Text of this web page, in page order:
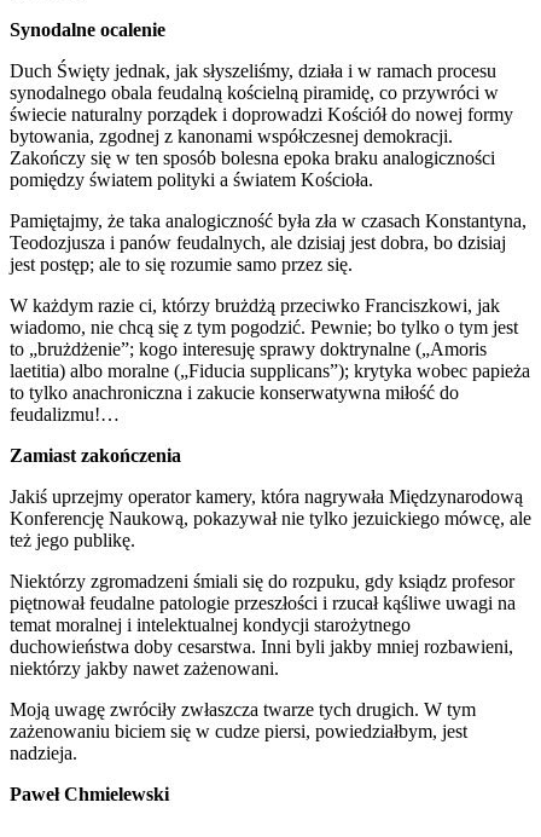
Synodalne ocalenie
Duch Święty jednak, jak słyszeliśmy, działa i w ramach procesu
synodalnego obala feudalną kościelną piramidę, co przywróci w
świecie naturalny porządek i doprowadzi Kościół do nowej formy
bytowania, zgodnej z kanonami współczesnej demokracji.
Zakończy się w ten sposób bolesna epoka braku analogiczności
pomiędzy światem polityki a światem Kościoła.
Pamiętajmy, że taka analogiczność była zła w czasach Konstantyna,
Teodozjusza i panów feudalnych, ale dzisiaj jest dobra, bo dzisiaj
jest postęp; ale to się rozumie samo przez się.
W każdym razie ci, którzy brużdżą przeciwko Franciszkowi, jak
wiadomo, nie chcą się z tym pogodzić. Pewnie; bo tylko o tym jest
to „brużdżenie”; kogo interesuję sprawy doktrynalne („Amoris
laetitia) albo moralne („Fiducia supplicans”); krytyka wobec papieża
to tylko anachroniczna i zakucie konserwatywna miłość do
feudalizmu!…
Zamiast zakończenia
Jakiś uprzejmy operator kamery, która nagrywała Międzynarodową
Konferencję Naukową, pokazywał nie tylko jezuickiego mówcę, ale
też jego publikę.
Niektórzy zgromadzeni śmiali się do rozpuku, gdy ksiądz profesor
piętnował feudalne patologie przeszłości i rzucał kąśliwe uwagi na
temat moralnej i intelektualnej kondycji starożytnego
duchowieństwa doby cesarstwa. Inni byli jakby mniej rozbawieni,
niektórzy jakby nawet zażenowani.
Moją uwagę zwróciły zwłaszcza twarze tych drugich. W tym
zażenowaniu biciem się w cudze piersi, powiedziałbym, jest
nadzieja.
Paweł Chmielewski